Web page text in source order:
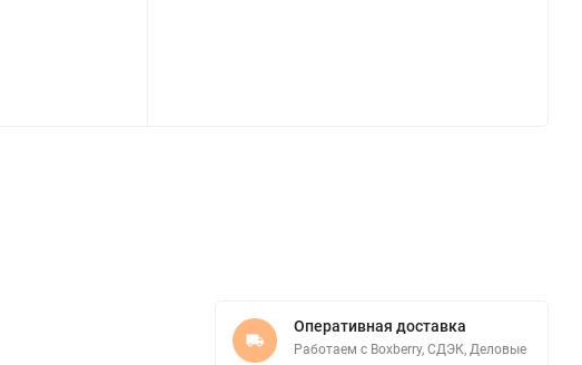
Оперативная доставка
Работаем с Boxberry, СДЭК, Деловые